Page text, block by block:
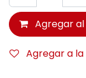
Agregar
Agregar a